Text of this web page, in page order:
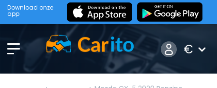
Download onze
app
€